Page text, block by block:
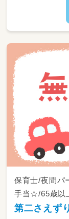
保育士/夜間パ
手当☆/65歳以
第二さえず